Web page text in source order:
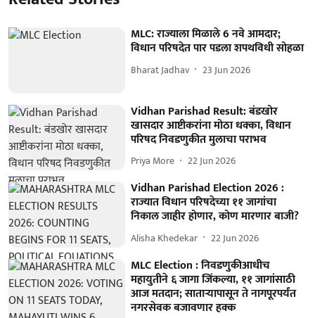
MLC: राज्याला मिळाले 6 नवे आमदार;
विधान परिषदेत पार पडला शपथविधी सोहळा
Bharat Jadhav 23 Jun 2026
Vidhan Parishad Result: बंडखोर
खासदार आष्टीकरांना मोठा धक्का, विधान
परिषद निवडणुकीत मुलाचा पराभव
Priya More 22 Jun 2026
Vidhan Parishad Election 2026 :
राज्यात विधान परिषदेच्या ११ जागांचा
निकाल जाहीर होणार, कोण मारणार बाजी?
Alisha Khedekar 22 Jun 2026
MLC Election : निवडणुकीआधीच
महायुतीने ६ जागा जिंकल्या, ११ जागांसाठी
आज मतदान; साताऱ्यापासून ते नागपूरपर्यंत
नगरसेवक बजावणार हक्क